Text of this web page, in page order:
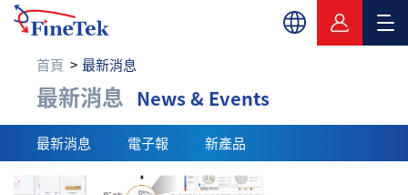
首頁 最新消息
最新消息
最新消息 News & Events
最新消息 電子報 新產品